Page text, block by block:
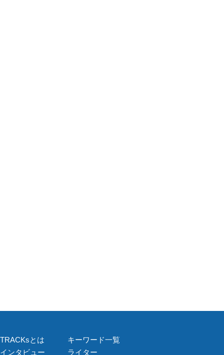
TRACKsとは
インタビュー
キーワード一覧
ライター